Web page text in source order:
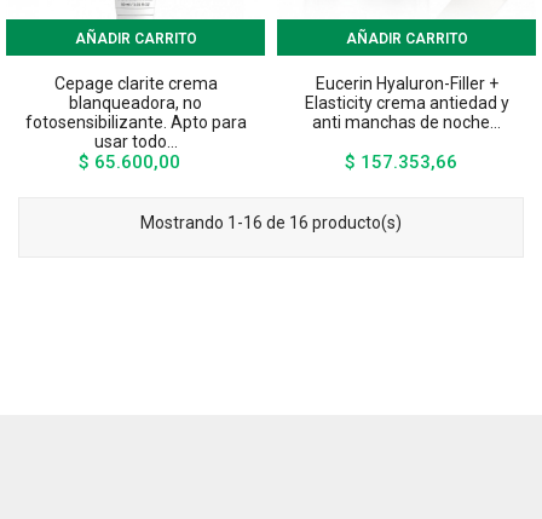
AÑADIR CARRITO
Cepage clarite crema
blanqueadora, no
fotosensibilizante. Apto para
usar todo...
$ 65.600,00
AÑADIR CARRITO
Eucerin Hyaluron-Filler +
Elasticity crema antiedad y
anti manchas de noche...
$ 157.353,66
Mostrando 1-16 de 16 producto(s)